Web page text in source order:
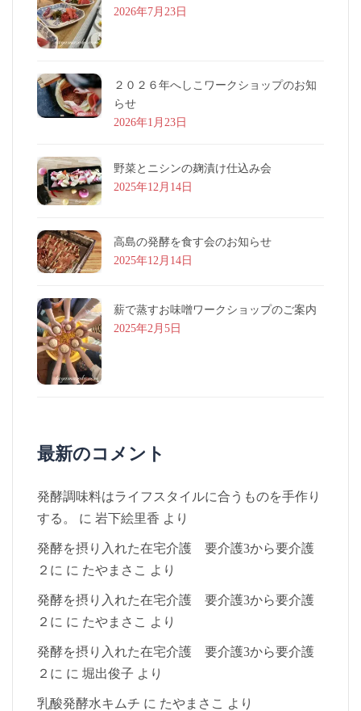
2026年7月23日
２０２６年へしこワークショップのお知
らせ
2026年1月23日
野菜とニシンの麹漬け仕込み会
2025年12月14日
高島の発酵を食す会のお知らせ
2025年12月14日
薪で蒸すお味噌ワークショップのご案内
2025年2月5日
最新のコメント
発酵調味料はライフスタイルに合うものを手作り
する。
に 岩下絵里香 より
発酵を摂り入れた在宅介護 要介護3から要介護
２に に たやまさこ より
発酵を摂り入れた在宅介護 要介護3から要介護
２に に たやまさこ より
発酵を摂り入れた在宅介護 要介護3から要介護
２に に 堀出俊子 より
乳酸発酵水キムチ に たやまさこ より